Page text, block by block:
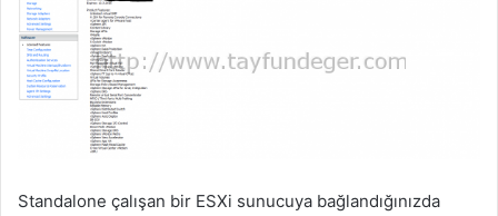
Standalone çalışan bir ESXi sunucuya bağlandığınızda